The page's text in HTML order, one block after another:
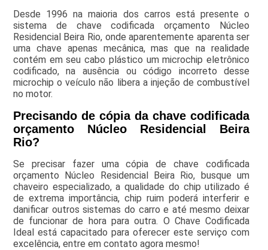
Desde 1996 na maioria dos carros está presente o
sistema de chave codificada orçamento Núcleo
Residencial Beira Rio, onde aparentemente aparenta ser
uma chave apenas mecânica, mas que na realidade
contém em seu cabo plástico um microchip eletrônico
codificado, na ausência ou código incorreto desse
microchip o veículo não libera a injeção de combustível
no motor.
Precisando de cópia da chave codificada
orçamento Núcleo Residencial Beira
Rio?
Se precisar fazer uma cópia de chave codificada
orçamento Núcleo Residencial Beira Rio, busque um
chaveiro especializado, a qualidade do chip utilizado é
de extrema importância, chip ruim poderá interferir e
danificar outros sistemas do carro e até mesmo deixar
de funcionar de hora para outra. O Chave Codificada
Ideal está capacitado para oferecer este serviço com
excelência, entre em contato agora mesmo!